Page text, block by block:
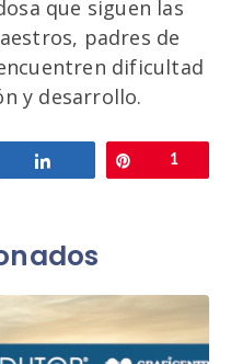
que siguen las
padres de
dificultad
y desarrollo.
Compartir 1